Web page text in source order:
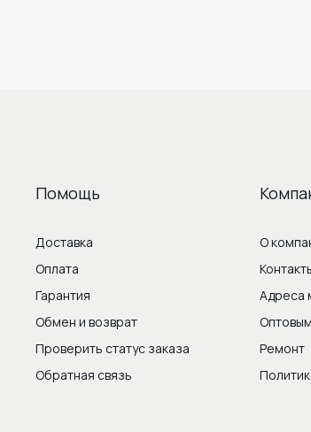
Помощь
Доставка
Оплата
Гарантия
Обмен и возврат
Проверить статус заказа
Обратная связь
О
Адреса
Ремонт